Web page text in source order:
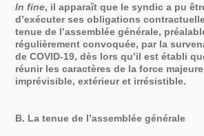
In fine, il apparaît que le syndic a pu
d’exécuter ses obligations
tenue de l’assemblée générale,
régulièrement convoquée, par la
de COVID-19, dès lors qu’il est établi
réunir les caractères de la force
imprévisible, extérieur et irrésistible.
B. La tenue de l’assemblée générale